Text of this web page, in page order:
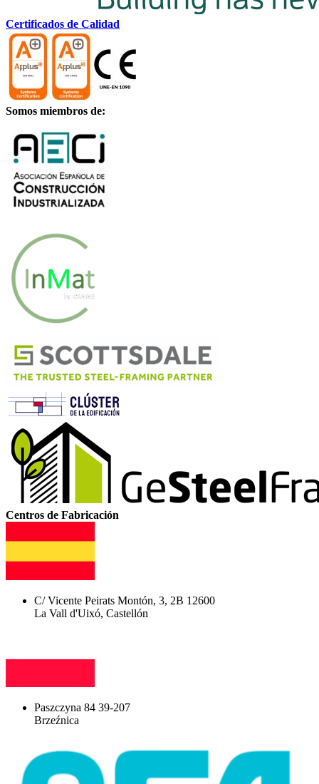
Certificados de Calidad
Somos miembros de:
Centros de Fabricación
C/ Vicente Peirats Montón, 3, 2B 12600
La Vall d'Uixó, Castellón
Paszczyna 84 39-207
Brzeźnica